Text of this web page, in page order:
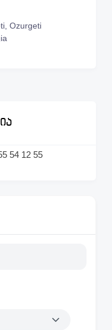
Ozurgeti
54 12 55